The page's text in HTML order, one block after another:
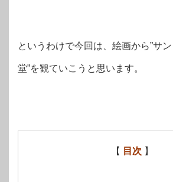
というわけで今回は、絵画から”サ
堂”を観ていこうと思います。
【 目次 】